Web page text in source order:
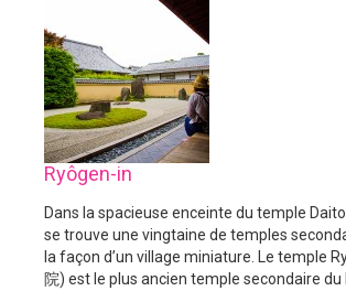
Ryôgen-in
Dans la spacieuse enceinte du temple
se trouve une vingtaine de temples
la façon d’un village miniature. Le temple
院) est le plus ancien temple secondaire du